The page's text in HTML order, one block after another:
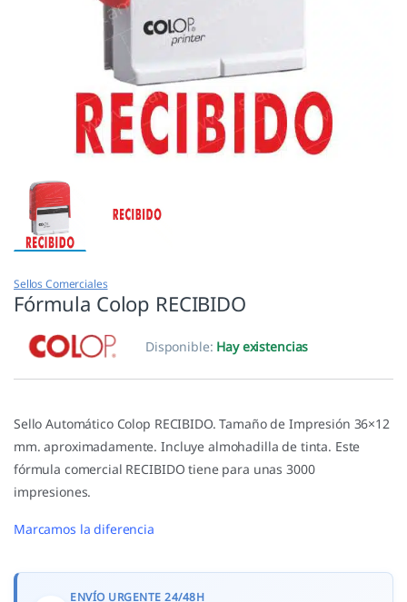
Sellos Comerciales
Fórmula Colop RECIBIDO
Disponible: Hay existencias
Sello Automático Colop RECIBIDO. Tamaño de Impresión 36×12
mm. aproximadamente. Incluye almohadilla de tinta. Este
fórmula comercial RECIBIDO tiene para unas 3000
impresiones.
Marcamos la diferencia
ENVÍO URGENTE 24/48H